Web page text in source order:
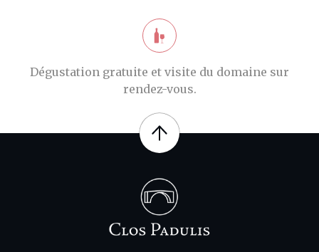
Dégustation gratuite et visite du domaine sur
rendez-vous.